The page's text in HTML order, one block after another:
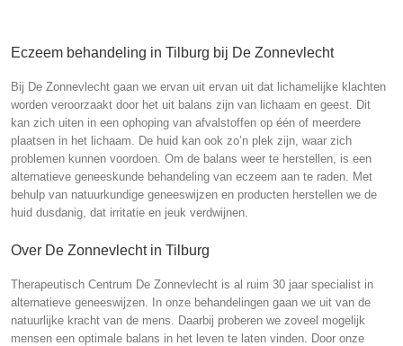
Eczeem behandeling in Tilburg bij De Zonnevlecht
Bij De Zonnevlecht gaan we ervan uit ervan uit dat lichamelijke klachten
worden veroorzaakt door het uit balans zijn van lichaam en geest. Dit
kan zich uiten in een ophoping van afvalstoffen op één of meerdere
plaatsen in het lichaam. De huid kan ook zo’n plek zijn, waar zich
problemen kunnen voordoen. Om de balans weer te herstellen, is een
alternatieve geneeskunde behandeling van eczeem aan te raden. Met
behulp van natuurkundige geneeswijzen en producten herstellen we de
huid dusdanig, dat irritatie en jeuk verdwijnen.
Over De Zonnevlecht in Tilburg
Therapeutisch Centrum De Zonnevlecht is al ruim 30 jaar specialist in
alternatieve geneeswijzen. In onze behandelingen gaan we uit van de
natuurlijke kracht van de mens. Daarbij proberen we zoveel mogelijk
mensen een optimale balans in het leven te laten vinden. Door onze